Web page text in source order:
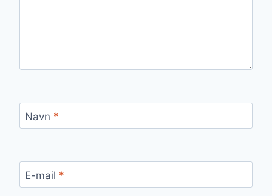
Navn *
E-mail *